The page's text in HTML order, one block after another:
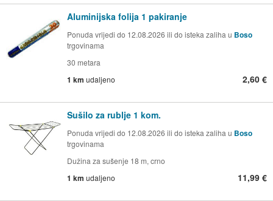
Aluminijska folija 1 pakiranje
Ponuda vrijedi do 12.08.2026 ili do isteka zaliha u Boso
trgovinama
30 metara
1 km udaljeno 2,60 €
Sušilo za rublje 1 kom.
Ponuda vrijedi do 12.08.2026 ili do isteka zaliha u Boso
trgovinama
Dužina za sušenje 18 m, crno
1 km udaljeno 11,99 €